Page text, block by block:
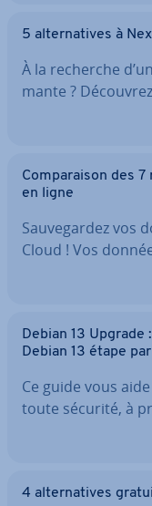
5 al­ter­na­tives à
À la recherche
mante ?
Com­pa­rai­son des
en ligne
Sau­ve­gar­dez vos
Cloud ! Vos
Debian 13
Debian 13 étape
Ce guide vous
toute sécurité, à
4 al­ter­na­tives